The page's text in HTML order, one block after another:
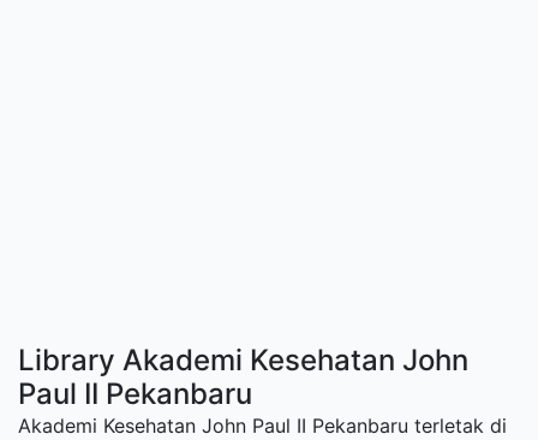
Library Akademi Kesehatan John
Paul II Pekanbaru
Akademi Kesehatan John Paul II Pekanbaru terletak di